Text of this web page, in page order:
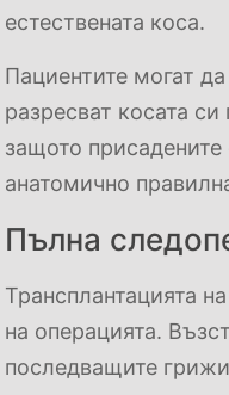
естествената коса.
Пациентите могат
разресват косата
защото
анатомично
Пълна
Трансплантацията
на операцията.
последващите